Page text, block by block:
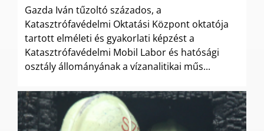
Gazda Iván tűzoltó százados, a
Katasztrófavédelmi Oktatási Központ oktatója
tartott elméleti és gyakorlati képzést a
Katasztrófavédelmi Mobil Labor és hatósági
osztály állományának a vízanalitikai műs...